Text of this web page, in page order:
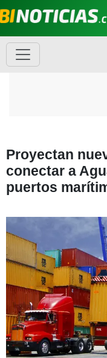
Proyectan
conectar a
puertos